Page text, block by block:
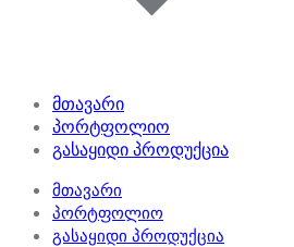
მთავარი
პორტფოლიო
გასაყიდი პროდუქცია
მთავარი
პორტფოლიო
გასაყიდი პროდუქცია